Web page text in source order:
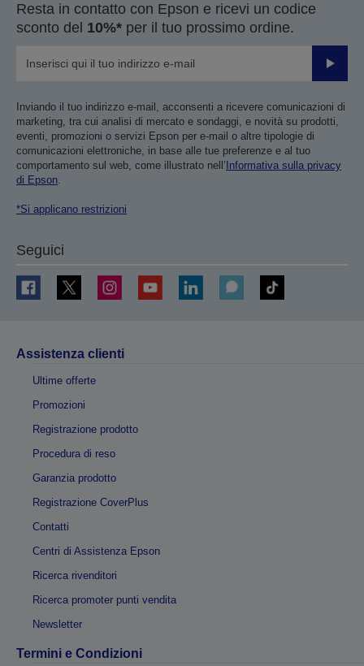
Resta in contatto con Epson e ricevi un codice
sconto del 10%* per il tuo prossimo ordine.
Invia
Inviando il tuo indirizzo e-mail, acconsenti a ricevere comunicazioni di
marketing, tra cui analisi di mercato e sondaggi, e novità su prodotti,
eventi, promozioni o servizi Epson per e-mail o altre tipologie di
comunicazioni elettroniche, in base alle tue preferenze e al tuo
comportamento sul web, come illustrato nell’ Informativa sulla privacy
di Epson.
*Si applicano restrizioni
Seguici
Assistenza clienti
Ultime offerte
Promozioni
Registrazione prodotto
Procedura di reso
Garanzia prodotto
Registrazione CoverPlus
Contatti
Centri di Assistenza Epson
Ricerca rivenditori
Ricerca promoter punti vendita
Newsletter
Termini e Condizioni